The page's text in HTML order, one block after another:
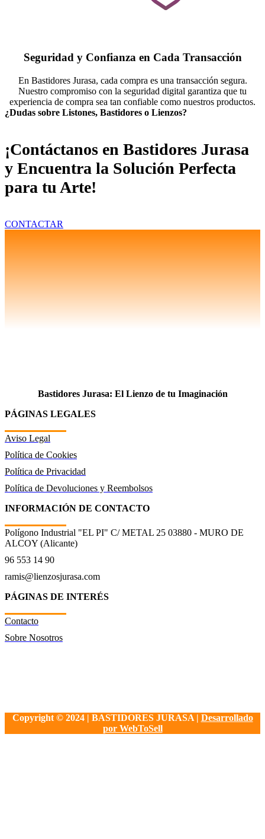
Seguridad y Confianza en Cada Transacción
En Bastidores Jurasa, cada compra es una transacción segura.
Nuestro compromiso con la seguridad digital garantiza que tu
experiencia de compra sea tan confiable como nuestros productos.
¿Dudas sobre Listones, Bastidores o Lienzos?
¡Contáctanos en Bastidores Jurasa
y Encuentra la Solución Perfecta
para tu Arte!
CONTACTAR
Bastidores Jurasa: El Lienzo de tu Imaginación
PÁGINAS LEGALES
Aviso Legal
Política de Cookies
Política de Privacidad
Política de Devoluciones y Reembolsos
INFORMACIÓN DE CONTACTO
Polígono Industrial "EL PI" C/ METAL 25 03880 - MURO DE
ALCOY (Alicante)
96 553 14 90
ramis@lienzosjurasa.com
PÁGINAS DE INTERÉS
Contacto
Sobre Nosotros
Copyright © 2024 | BASTIDORES JURASA | Desarrollado
por WebToSell